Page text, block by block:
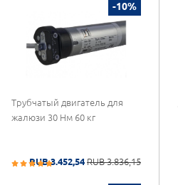
-10%
Трубчатый двигатель для
жалюзи 30 Нм 60 кг
RUB 3.452,54 RUB 3.836,15